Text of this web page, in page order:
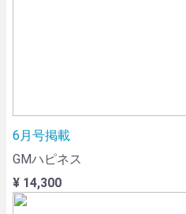
6月号掲載
GMハピネス
¥ 14,300